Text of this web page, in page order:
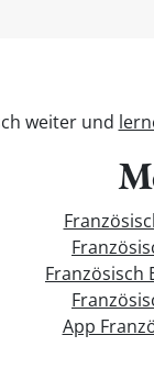
weiter und
Französisch
App